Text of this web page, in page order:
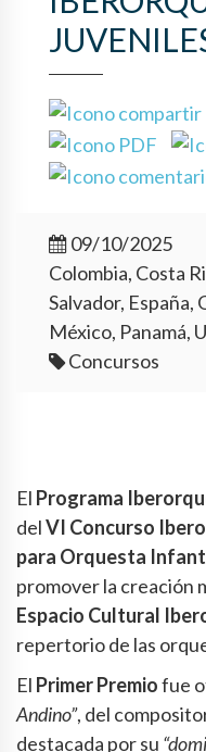
09/10/2025
Colombia, Costa
Salvador, España,
México, Panamá,
Concursos
El Programa
delVI Concurso
para Orquesta
promover la creación
Espacio Cultural
repertorio de las
El Primer Premiofue
Andino”, del
destacada por su